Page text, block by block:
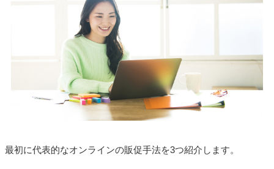
最初に代表的なオンラインの販促手法を3つ紹介します。